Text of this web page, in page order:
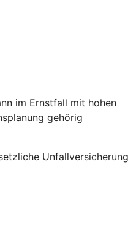
im Ernstfall mit hohen
gehörig
Unfallversicherung